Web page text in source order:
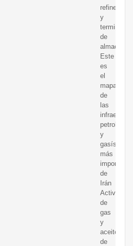
refinerías
y
terminales
de
Este
es
el
mapa
de
las
petrolíferas
y
gasísticas
más
de
Irán
Activos
de
gas
y
aceite
de